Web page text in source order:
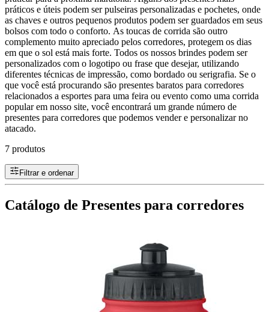
práticos e úteis podem ser pulseiras personalizadas e pochetes, onde
as chaves e outros pequenos produtos podem ser guardados em seus
bolsos com todo o conforto. As toucas de corrida são outro
complemento muito apreciado pelos corredores, protegem os dias
em que o sol está mais forte. Todos os nossos brindes podem ser
personalizados com o logotipo ou frase que desejar, utilizando
diferentes técnicas de impressão, como bordado ou serigrafia. Se o
que você está procurando são presentes baratos para corredores
relacionados a esportes para uma feira ou evento como uma corrida
popular em nosso site, você encontrará um grande número de
presentes para corredores que podemos vender e personalizar no
atacado.
7 produtos
Filtrar e ordenar
Catálogo de Presentes para corredores